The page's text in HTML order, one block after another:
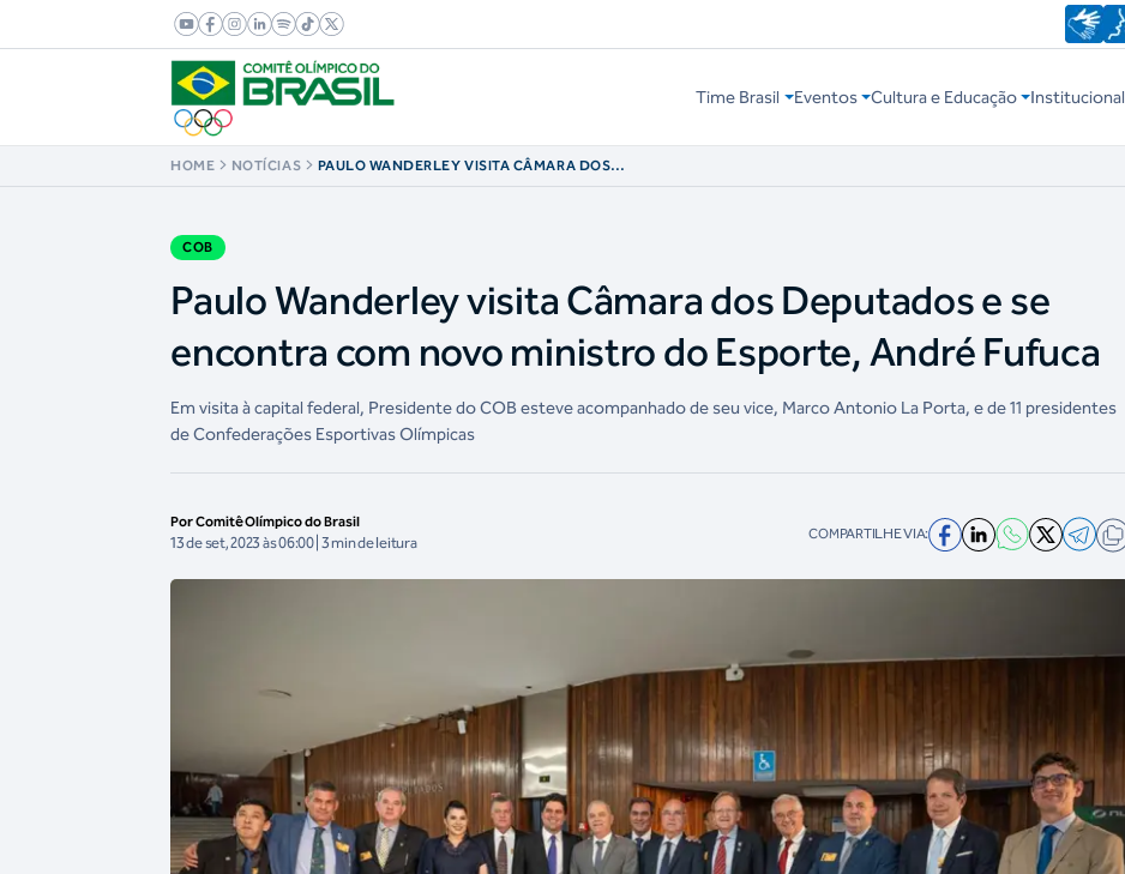
Time Brasil Eventos Cultura e Educação Institucional
HOME NOTÍCIAS
PAULO WANDERLEY VISITA CÂMARA DOS
COB
Paulo Wanderley visita Câmara dos Deputados e se
encontra com novo ministro do Esporte, André Fufuca
Em visita à capital federal, Presidente do COB esteve acompanhado de seu vice, Marco Antonio La Porta, e de 11 presidentes
de Confederações Esportivas Olímpicas
Por Comitê Olímpico do Brasil
13 de set, 2023 às 06:00 | 3 min de leitura COMPARTILHE VIA: